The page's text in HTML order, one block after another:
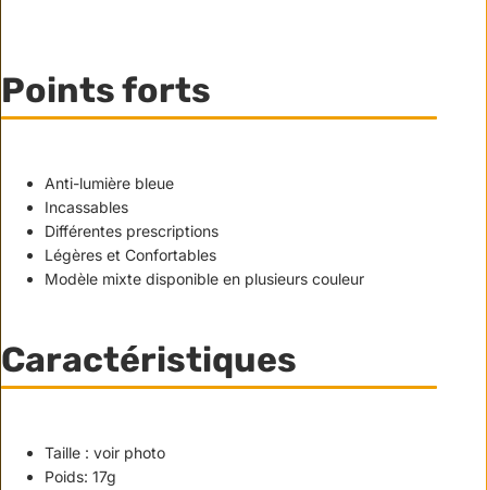
Points forts
Anti-lumière bleue
Incassables
Différentes prescriptions
Légères et Confortables
Modèle mixte disponible en plusieurs couleur
Caractéristiques
Taille : voir photo
Poids: 17g